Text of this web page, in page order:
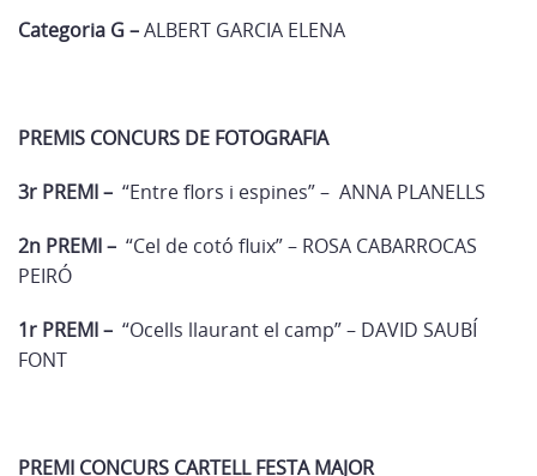
Categoria G –ALBERT GARCIA ELENA
PREMIS CONCURS DE FOTOGRAFIA
3r PREMI – “Entre flors i espines” – ANNA PLANELLS
2n PREMI – “Cel de cotó fluix” – ROSA CABARROCAS
PEIRÓ
1r PREMI – “Ocells llaurant el camp” – DAVID SAUBÍ
FONT
PREMI CONCURS CARTELL FESTA MAJOR